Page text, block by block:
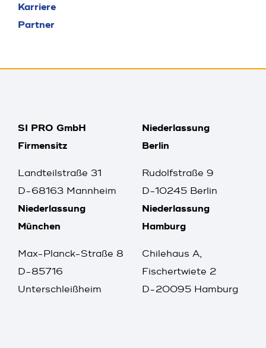
Karriere
Partner
SI PRO GmbH
Firmensitz
Landteilstraße 31
D-68163 Mannheim
Niederlassung
Berlin
Rudolfstraße 9
D-10245 Berlin
Niederlassung
München
Max-Planck-Straße 8
D-85716
Unterschleißheim
Niederlassung
Hamburg
Chilehaus A,
Fischertwiete 2
D-20095 Hamburg